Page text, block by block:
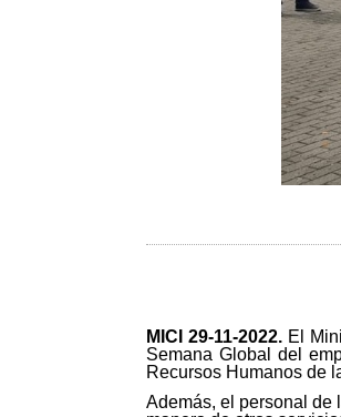
MICI 29-11-2022. El
Semana Global del
Recursos Humanos de
Además, el personal de